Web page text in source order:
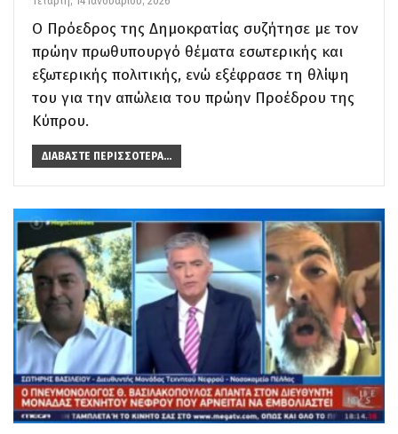
Ο Πρόεδρος της Δημοκρατίας συζήτησε με τον
πρώην πρωθυπουργό θέματα εσωτερικής και
εξωτερικής πολιτικής, ενώ εξέφρασε τη θλίψη
του για την απώλεια του πρώην Προέδρου της
Κύπρου.
ΔΙΑΒΆΣΤΕ ΠΕΡΙΣΣΌΤΕΡΑ...